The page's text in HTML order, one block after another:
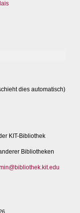
dies automatisch)
KIT-Bibliothek
Bibliotheken